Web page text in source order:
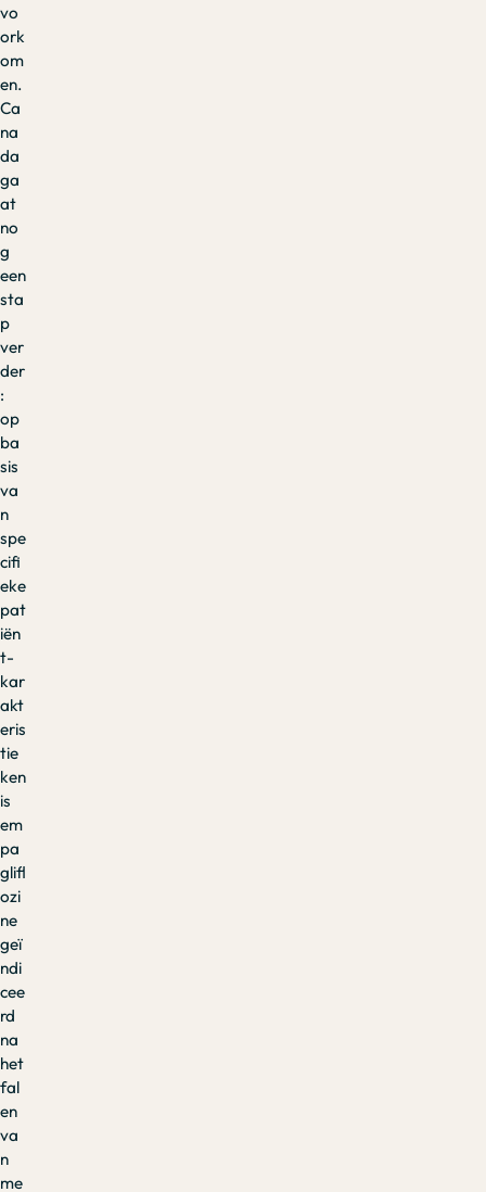
vo
ork
om
en.
Ca
na
da
ga
at
no
g
een
sta
p
ver
der
:
op
ba
sis
va
n
spe
cifi
eke
pat
iën
t-
kar
akt
eris
tie
ken
is
em
pa
glifl
ozi
ne
geï
ndi
cee
rd
na
het
fal
en
va
n
me